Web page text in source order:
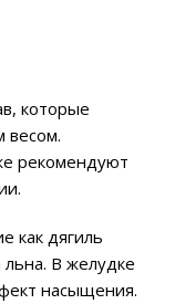
которые
весом.
рекомендуют
как дягиль
льна. В желудке
насыщения.